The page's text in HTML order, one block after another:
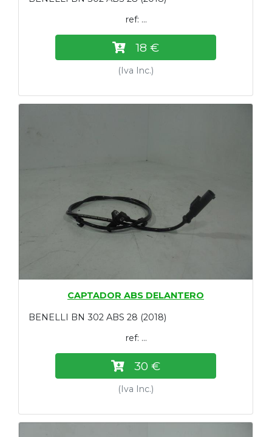
ref: ...
18 €
(Iva Inc.)
CAPTADOR ABS DELANTERO
BENELLI BN 302 ABS 28 (2018)
ref: ...
30 €
(Iva Inc.)